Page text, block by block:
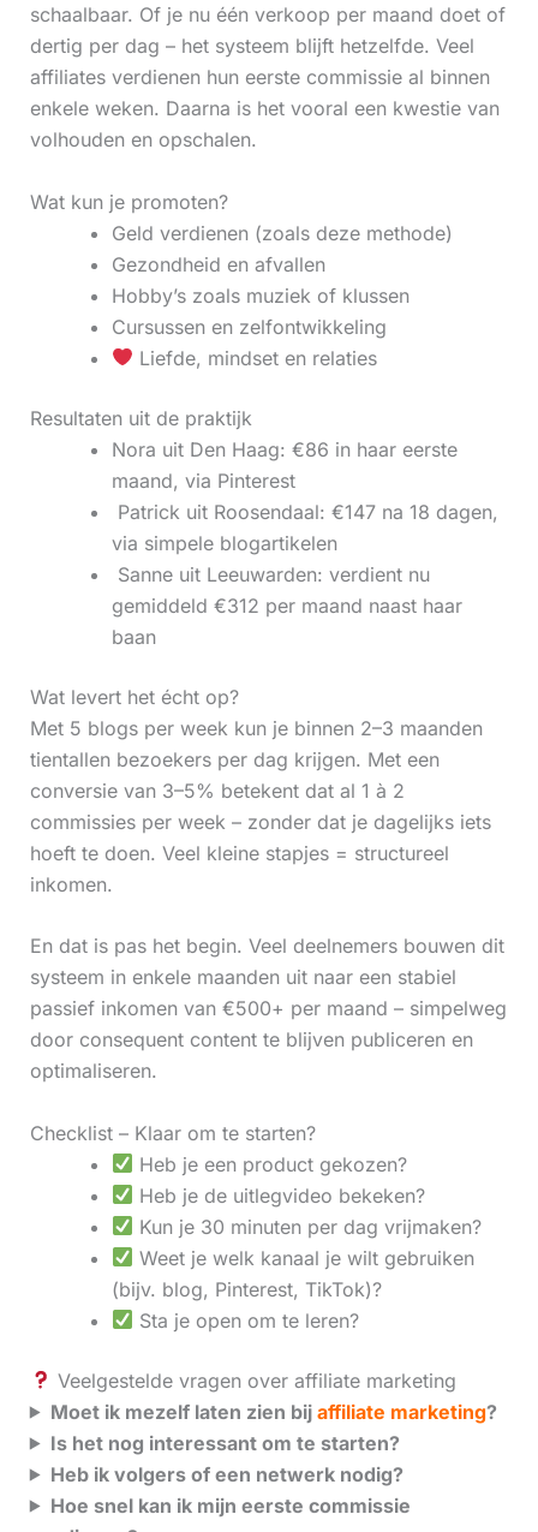
schaalbaar. Of je nu één verkoop per maand doet of
dertig per dag – het systeem blijft hetzelfde. Veel
affiliates verdienen hun eerste commissie al binnen
enkele weken. Daarna is het vooral een kwestie van
volhouden en opschalen.
Wat kun je promoten?
Geld verdienen (zoals deze methode)
Gezondheid en afvallen
Hobby’s zoals muziek of klussen
Cursussen en zelfontwikkeling
Liefde, mindset en relaties
Resultaten uit de praktijk
Nora uit Den Haag: €86 in haar eerste
maand, via Pinterest
‍ Patrick uit Roosendaal: €147 na 18 dagen,
via simpele blogartikelen
‍ Sanne uit Leeuwarden: verdient nu
gemiddeld €312 per maand naast haar
baan
Wat levert het écht op?
Met 5 blogs per week kun je binnen 2–3 maanden
tientallen bezoekers per dag krijgen. Met een
conversie van 3–5% betekent dat al 1 à 2
commissies per week – zonder dat je dagelijks iets
hoeft te doen. Veel kleine stapjes = structureel
inkomen.
En dat is pas het begin. Veel deelnemers bouwen dit
systeem in enkele maanden uit naar een stabiel
passief inkomen van €500+ per maand – simpelweg
door consequent content te blijven publiceren en
optimaliseren.
Checklist – Klaar om te starten?
Heb je een product gekozen?
Heb je de uitlegvideo bekeken?
Kun je 30 minuten per dag vrijmaken?
Weet je welk kanaal je wilt gebruiken
(bijv. blog, Pinterest, TikTok)?
Sta je open om te leren?
Veelgestelde vragen over affiliate marketing
Moet ik mezelf laten zien bij affiliate marketing?
Is het nog interessant om te starten?
Heb ik volgers of een netwerk nodig?
Hoe snel kan ik mijn eerste commissie